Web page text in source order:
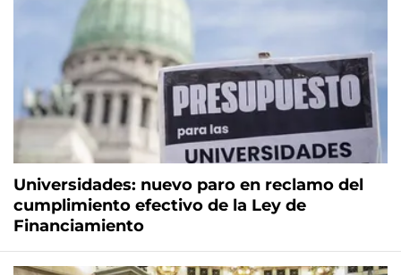
Universidades: nuevo paro en reclamo del
cumplimiento efectivo de la Ley de
Financiamiento